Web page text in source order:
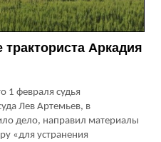
Аркадия
1 февраля судья
Лев Артемьев, в
дело, направил материалы
«для устранения